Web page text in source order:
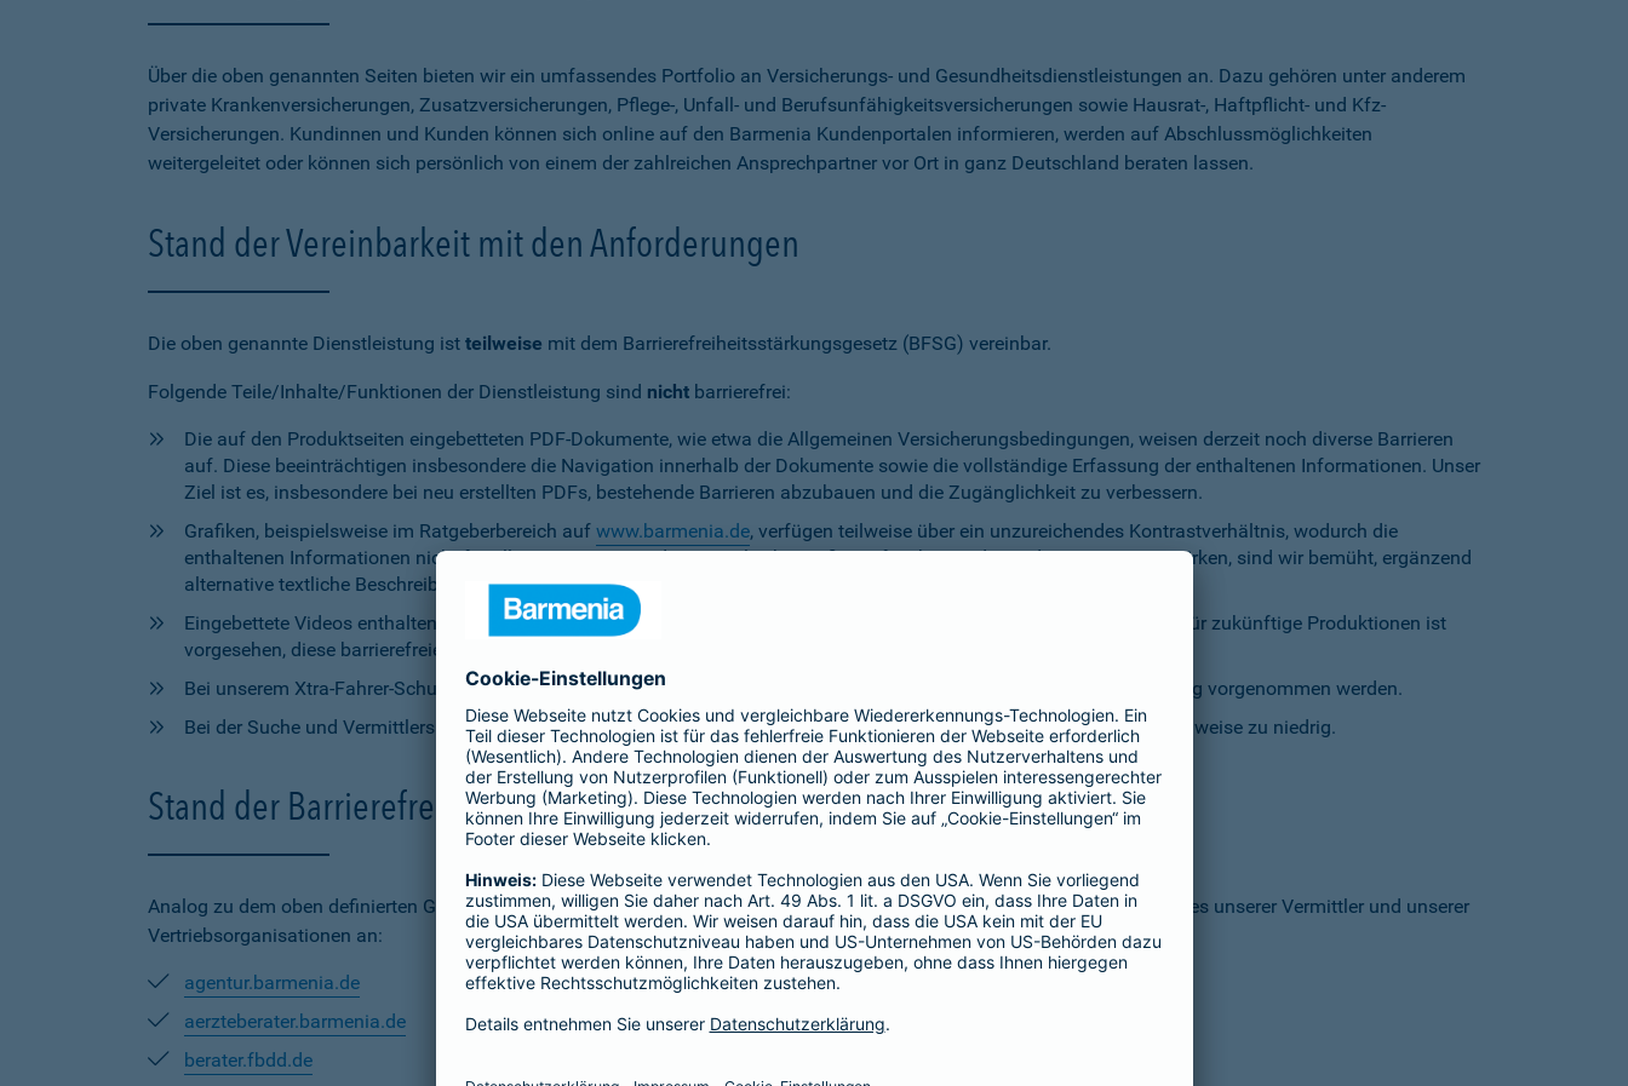
Über die oben genannten Seiten bieten wir ein umfassendes Portfolio an Versicherungs- und Gesundheitsdienstleistungen an. Dazu gehören unter anderem
private Krankenversicherungen, Zusatzversicherungen, Pflege-, Unfall- und Berufsunfähigkeitsversicherungen sowie Hausrat-, Haftpflicht- und Kfz-
Versicherungen. Kundinnen und Kunden können sich online auf den Barmenia Kundenportalen informieren, werden auf Abschlussmöglichkeiten
weitergeleitet oder können sich persönlich von einem der zahlreichen Ansprechpartner vor Ort in ganz Deutschland beraten lassen.
Stand der Vereinbarkeit mit den Anforderungen
Die oben genannte Dienstleistung ist teilweise mit dem Barrierefreiheitsstärkungsgesetz (BFSG) vereinbar.
Folgende Teile/Inhalte/Funktionen der Dienstleistung sind nicht barrierefrei:
Die auf den Produktseiten eingebetteten PDF-Dokumente, wie etwa die Allgemeinen Versicherungsbedingungen, weisen derzeit noch diverse Barrieren
auf. Diese beeinträchtigen insbesondere die Navigation innerhalb der Dokumente sowie die vollständige Erfassung der enthaltenen Informationen. Unser
Ziel ist es, insbesondere bei neu erstellten PDFs, bestehende Barrieren abzubauen und die Zugänglichkeit zu verbessern.
Grafiken, beispielsweise im Ratgeberbereich auf www.barmenia.de, verfügen teilweise über ein unzureichendes Kontrastverhältnis, wodurch die
enthaltenen Informationen nicht für alle Nutzerinnen und Nutzer gleichermaßen erfassbar sind. Um dem entgegenzuwirken, sind wir bemüht, ergänzend
alternative textliche Beschreibungen zur Verfügung zu stellen.
Eingebettete Videos enthalten aktuell weder Untertitel noch Audiodeskriptionen, was ihre Zugänglichkeit einschränkt. Für zukünftige Produktionen ist
vorgesehen, diese barrierefreien Elemente bereitzustellen.
Bei unserem Xtra-Fahrer-Schutz kann die Anpassung der zu versichernden Tage momentan nicht per Tastaturbedienung vorgenommen werden.
Bei der Suche und Vermittlersuche auf barmenia.de ist das Kontrastverhältnis zwischen Schrift und Hintergrund stellenweise zu niedrig.
Stand der Barrierefreiheit auf den Vermittler-Homepages
Analog zu dem oben definierten Geltungsbereich streben wir die Umsetzung der digitalen Barrierefreiheit auf den Homepages unserer Vermittler und unserer
Vertriebsorganisationen an:
agentur.barmenia.de
aerzteberater.barmenia.de
berater.fbdd.de